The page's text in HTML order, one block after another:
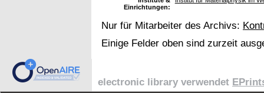
Einrichtungen:
Nur für Mitarbeiter des Archivs:
Einige Felder oben sind zurzeit
electronic library verwendet